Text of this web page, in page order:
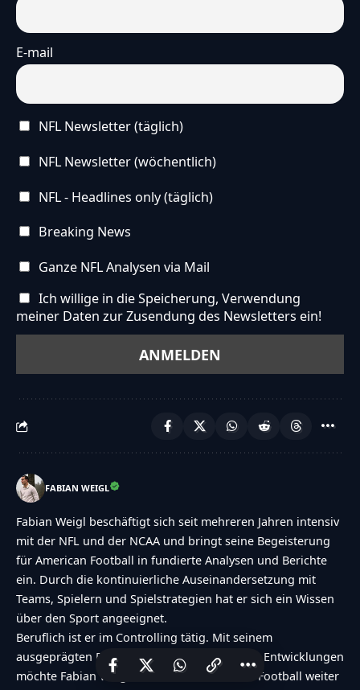
E-mail
NFL Newsletter (täglich)
NFL Newsletter (wöchentlich)
NFL - Headlines only (täglich)
Breaking News
Ganze NFL Analysen via Mail
Ich willige in die Speicherung, Verwendung
meiner Daten zur Zusendung des Newsletters ein!
FABIAN WEIGL
Fabian Weigl beschäftigt sich seit mehreren Jahren intensiv
mit der NFL und der NCAA und bringt seine Begeisterung
für American Football in fundierte Analysen und Berichte
ein. Durch die kontinuierliche Auseinandersetzung mit
Teams, Spielern und Spielstrategien hat er sich ein Wissen
über den Sport angeeignet.
Beruflich ist er im Controlling tätig. Mit seinem
ausgeprägten Blick für Details und aktuellen Entwicklungen
möchte Fabian Weigl seine Leidenschaft für Football weiter